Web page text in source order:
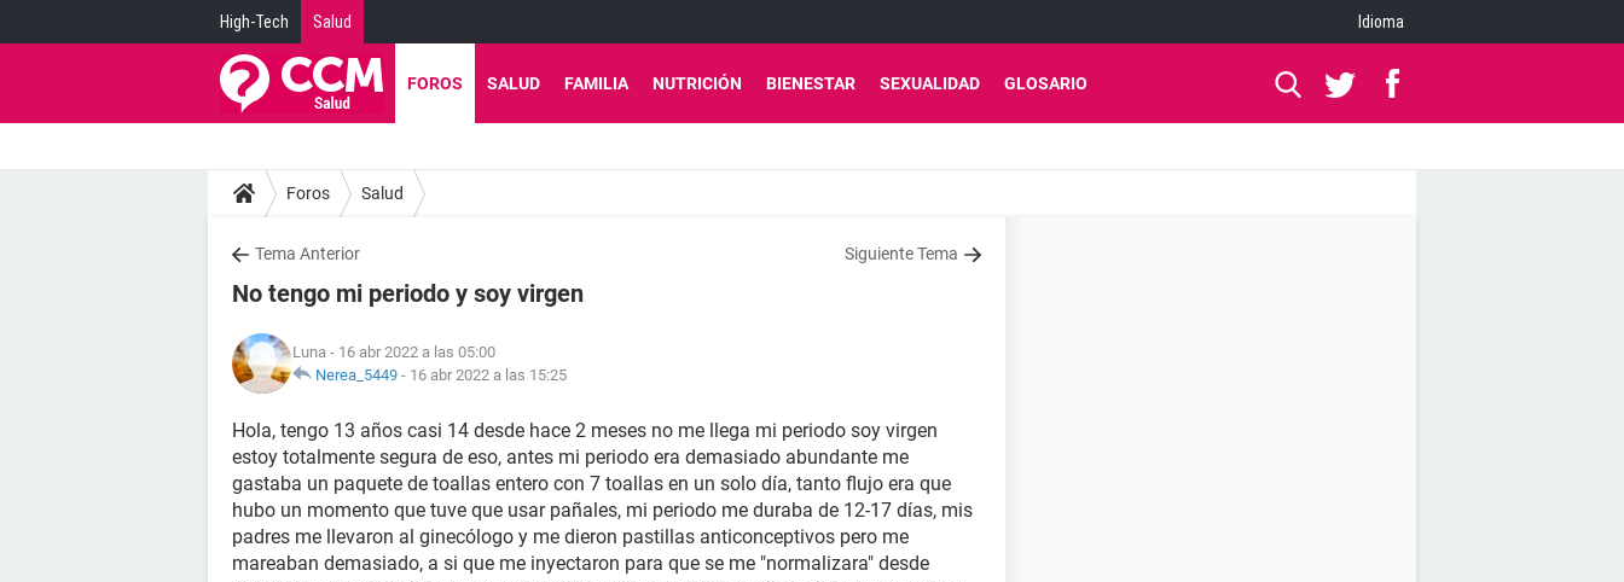
High-Tech Salud Idioma
FOROS SALUD FAMILIA NUTRICIÓN BIENESTAR SEXUALIDAD GLOSARIO
Foros Salud
Tema Anterior Siguiente Tema
No tengo mi periodo y soy virgen
Luna - 16 abr 2022 a las 05:00
Nerea_5449 - 16 abr 2022 a las 15:25
Hola, tengo 13 años casi 14 desde hace 2 meses no me llega mi periodo soy virgen
estoy totalmente segura de eso, antes mi periodo era demasiado abundante me
gastaba un paquete de toallas entero con 7 toallas en un solo día, tanto flujo era que
hubo un momento que tuve que usar pañales, mi periodo me duraba de 12-17 días, mis
padres me llevaron al ginecólogo y me dieron pastillas anticonceptivos pero me
mareaban demasiado, a si que me inyectaron para que se me "normalizara" desde